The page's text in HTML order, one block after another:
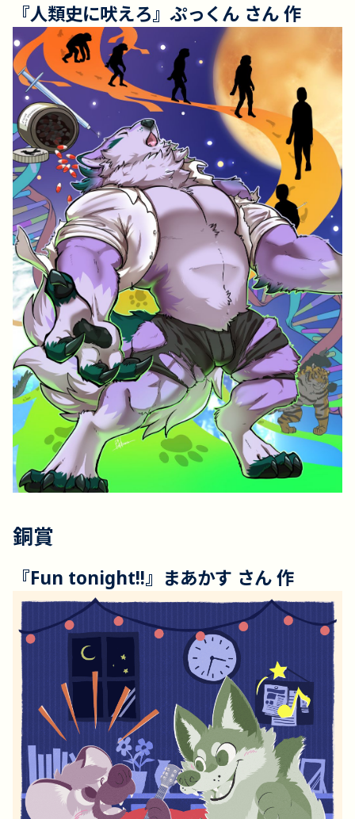
『人類史に吠えろ』ぷっくん さん 作
銅賞
『Fun tonight!!』まあかす さん 作